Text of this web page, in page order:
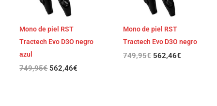
Mono de piel RST
Tractech Evo D3O negro
azul
749,95€ 562,46€
Mono de piel RST
Tractech Evo D3O negro
749,95€ 562,46€